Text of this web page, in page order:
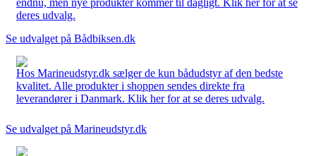
deres udvalg.
Se udvalget på Bådbiksen.dk
Hos Marineudstyr.dk sælger de kun bådudstyr af den bedste
kvalitet. Alle produkter i shoppen sendes direkte fra
leverandører i Danmark. Klik her for at se deres udvalg.
Se udvalget på Marineudstyr.dk